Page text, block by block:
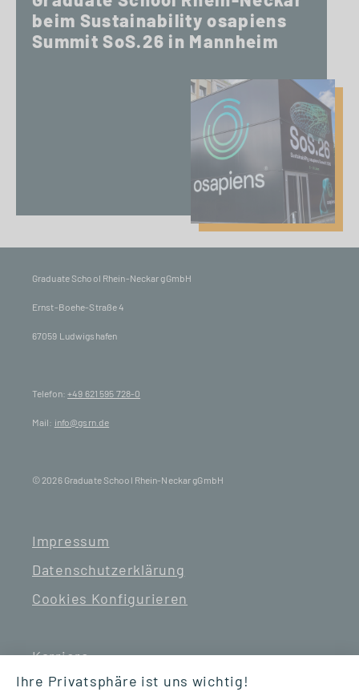
beim Sustainability osapiens
Summit SoS.26 in Mannheim
Graduate School Rhein-Neckar gGmbH
Ernst-Boehe-Straße 4
67059 Ludwigshafen
Telefon:+49 621 595 728-0
Mail: info@gsrn.de
© 2026 Graduate School Rhein-Neckar gGmbH
Impressum
Datenschutzerklärung
Cookies Konfigurieren
Karriere
Ihre Privatsphäre ist uns wichtig!